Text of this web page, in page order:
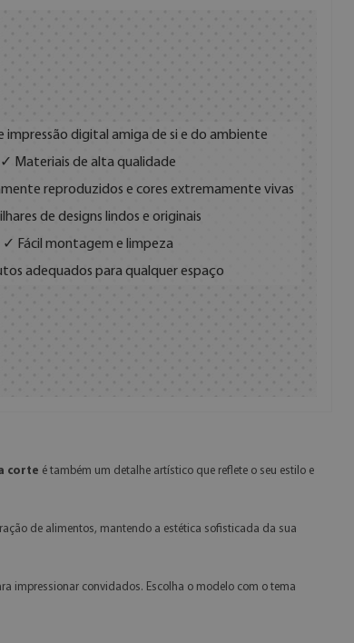
impressão digital amiga de si e do ambiente
✓ Materiais de alta qualidade
reproduzidos e cores extremamente vivas
de designs lindos e originais
✓ Fácil montagem e limpeza
adequados para qualquer espaço
corte é também um detalhe artístico que reflete o seu estilo e
de alimentos, mantendo a estética sofisticada da sua
impressionar convidados. Escolha o modelo com o tema